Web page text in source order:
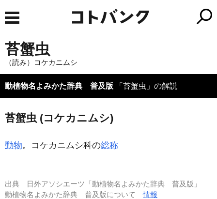
苔蟹虫
（読み）コケカニムシ
動植物名よみかた辞典 普及版 「苔蟹虫」の解説
苔蟹虫 (コケカニムシ)
動物。コケカニムシ科の総称
出典
日外アソシエーツ「動植物名よみかた辞典 普及版」
動植物名よみかた辞典 普及版について情報